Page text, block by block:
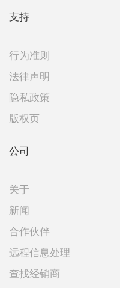
支持
行为准则
法律声明
隐私政策
版权页
公司
关于
新闻
合作伙伴
远程信息处理
查找经销商